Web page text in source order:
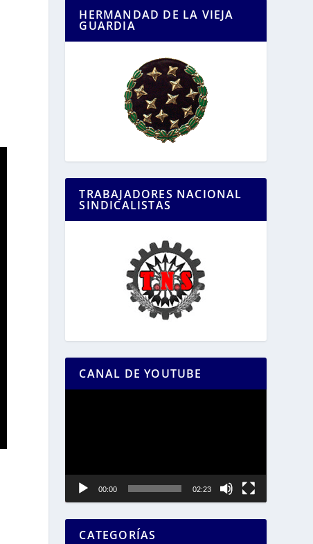
HERMANDAD DE LA VIEJA
GUARDIA
TRABAJADORES NACIONAL
SINDICALISTAS
CANAL DE YOUTUBE
00:00 02:23
CATEGORÍAS